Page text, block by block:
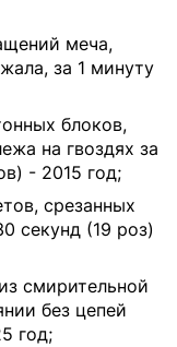
меча,
за 1 минуту
блоков,
на гвоздях за
- 2015 год;
срезанных
секунд (19 роз)
смирительной
без цепей
год;